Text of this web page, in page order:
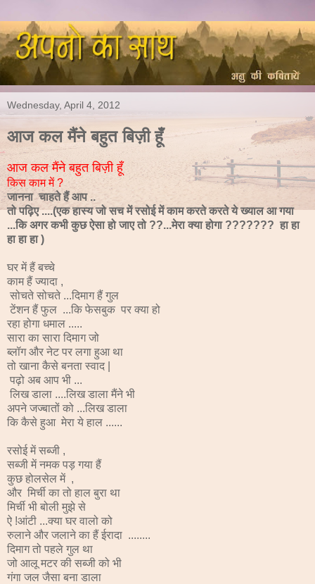
Wednesday, April 4, 2012
आज कल मैंने बहुत बिज़ी हूँ
आज कल मैंने बहुत बिज़ी हूँ
किस काम में ?
जानना चाहते हैं आप ..
तो पढ़िए ....(एक हास्य जो सच में रसोई में काम करते करते ये ख्याल आ गया
...कि अगर कभी कुछ ऐसा हो जाए तो ??...मेरा क्या होगा ??????? हा हा
हा हा हा )
घर में हैं बच्चे
काम हैं ज्यादा ,
सोचते सोचते ...दिमाग हैं गुल
टेंशन हैं फुल ...कि फेसबुक पर क्या हो
रहा होगा धमाल .....
सारा का सारा दिमाग जो
ब्लॉग और नेट पर लगा हुआ था
तो खाना कैसे बनता स्वाद |
पढ़ो अब आप भी ...
लिख डाला ....लिख डाला मैंने भी
अपने जज्बातों को ...लिख डाला
कि कैसे हुआ मेरा ये हाल ......
रसोई में सब्जी ,
सब्जी में नमक पड़ गया हैं
कुछ होलसेल में ,
और मिर्ची का तो हाल बुरा था
मिर्ची भी बोली मुझे से
ऐ !आंटी ...क्या घर वालो को
रुलाने और जलाने का हैं ईरादा ........
दिमाग तो पहले गुल था
जो आलू मटर की सब्जी को भी
गंगा जल जैसा बना डाला